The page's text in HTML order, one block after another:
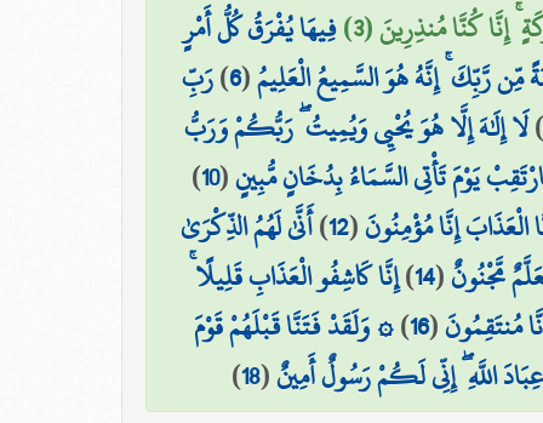
إِنَّا كُنَّا مُنذِرِينَ (3) فِيهَا يُفْرَقُ كُلُّ أَمْرٍ
مِّن رَّبِّكَ ۚ إِنَّهُ هُوَ السَّمِيعُ الْعَلِيمُ(
6
)رَبِّ
)لَا إِلَٰهَ إِلَّا هُوَ يُحْيِي وَيُمِيتُ ۖ رَبُّكُمْ وَرَبُّ
يَوْمَ تَأْتِي السَّمَاءُ بِدُخَانٍ مُّبِينٍ(
10
)
إِنَّا مُؤْمِنُونَ(
12
)أَنَّىٰ لَهُمُ الذِّكْرَىٰ
مَّجْنُونٌ(
14
)إِنَّا كَاشِفُو الْعَذَابِ قَلِيلًا ۚ
مُنتَقِمُونَ(
16
)۞ وَلَقَدْ فَتَنَّا قَبْلَهُمْ قَوْمَ
اللَّهِ ۖ إِنِّي لَكُمْ رَسُولٌ أَمِينٌ(
18
)